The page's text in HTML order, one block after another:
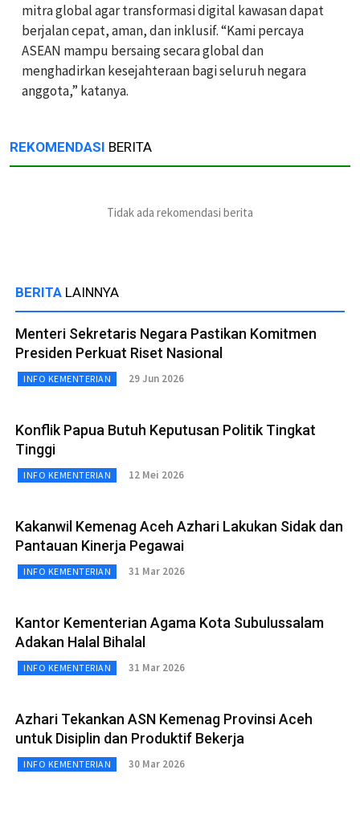
mitra global agar transformasi digital kawasan dapat
berjalan cepat, aman, dan inklusif. “Kami percaya
ASEAN mampu bersaing secara global dan
menghadirkan kesejahteraan bagi seluruh negara
anggota,” katanya.
REKOMENDASI BERITA
Tidak ada rekomendasi berita
BERITA LAINNYA
Menteri Sekretaris Negara Pastikan Komitmen
Presiden Perkuat Riset Nasional
INFO KEMENTERIAN 29 Jun 2026
Konflik Papua Butuh Keputusan Politik Tingkat
Tinggi
INFO KEMENTERIAN 12 Mei 2026
Kakanwil Kemenag Aceh Azhari Lakukan Sidak dan
Pantauan Kinerja Pegawai
INFO KEMENTERIAN 31 Mar 2026
Kantor Kementerian Agama Kota Subulussalam
Adakan Halal Bihalal
INFO KEMENTERIAN 31 Mar 2026
Azhari Tekankan ASN Kemenag Provinsi Aceh
untuk Disiplin dan Produktif Bekerja
INFO KEMENTERIAN 30 Mar 2026